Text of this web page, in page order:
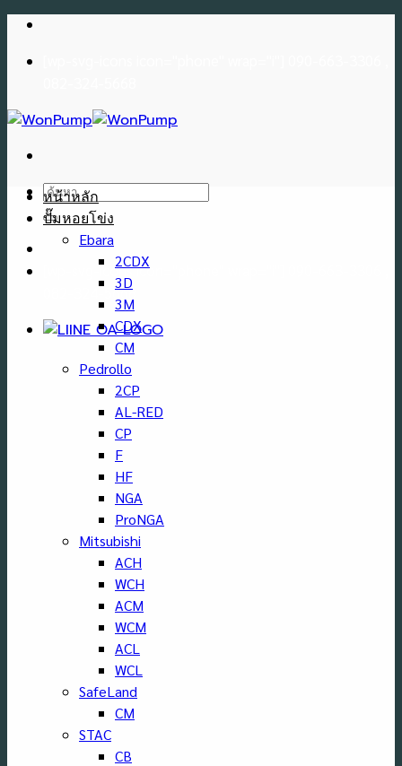
Skip
content
ค้นหา:
[wp-svg-icons icon="phone" wrap="i"] 090-663-3306 ,
082-324-5668
หน้าหลัก
ปั๊มหอยโข่ง
Ebara
2CDX
3D
3M
CDX
CM
Pedrollo
2CP
AL-RED
CP
F
HF
NGA
ProNGA
Mitsubishi
ACH
WCH
ACM
WCM
ACL
WCL
SafeLand
CM
STAC
CB